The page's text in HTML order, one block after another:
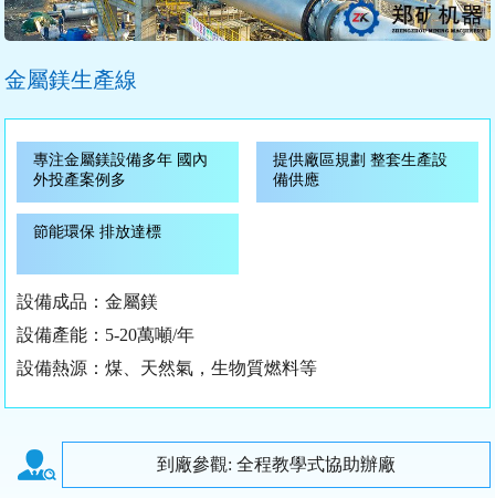
金屬鎂生產線
專注金屬鎂設備多年 國內
外投產案例多
提供廠區規劃 整套生產設
備供應
節能環保 排放達標
設備成品：金屬鎂
設備產能：5-20萬噸/年
設備熱源：煤、天然氣，生物質燃料等
到廠參觀: 全程教學式協助辦廠